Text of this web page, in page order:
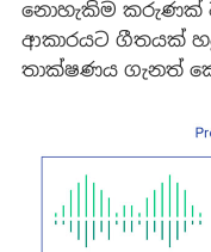
නොහැකිම කරුණක්
ආකාරයට ගීතයක්
තාක්ෂණය ගැනත්